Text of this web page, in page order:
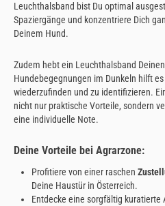
Leuchthalsband bist Du optimal
Spaziergänge und konzentriere Dich
Deinem Hund.
Zudem hebt ein Leuchthalsband
Hundebegegnungen im Dunkeln hilft es
wiederzufinden und zu identifizieren.
nicht nur praktische Vorteile, sondern
eine individuelle Note.
Deine Vorteile bei Agrarzone:
Profitiere von einer raschen
Deine Haustür in Österreich.
Entdecke eine sorgfältig kuratierte